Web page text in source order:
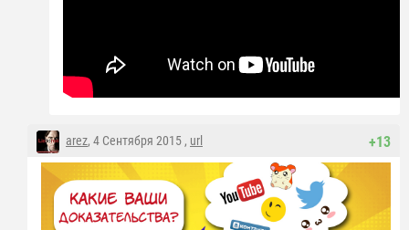
+13
arez, 4 Сентября 2015 , url